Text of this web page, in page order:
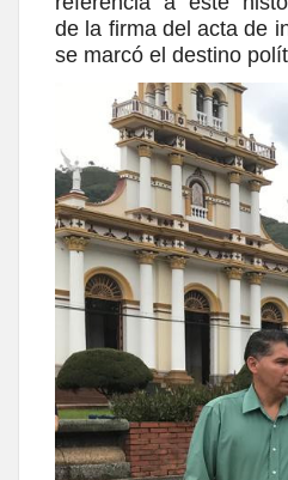
de la firma del acta de
se marcó el destino